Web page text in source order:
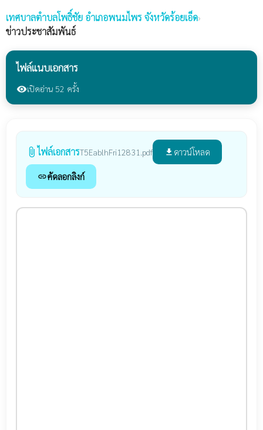
เทศบาลตำบลโพธิ์ชัย อำเภอพนมไพร จังหวัดร้อยเอ็ด›
ข่าวประชาสัมพันธ์
ไฟล์แนบเอกสาร
visibilityเปิดอ่าน 52 ครั้ง
attach_file ไฟล์เอกสารT5EablhFri12831.pdf file_download ดาวน์โหลด
linkคัดลอกลิงก์